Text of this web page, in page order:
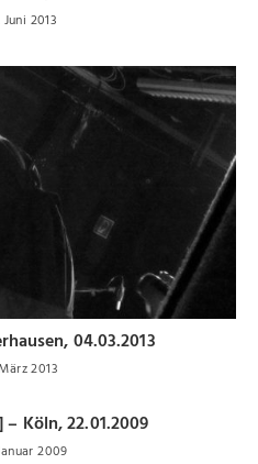
Juni 2013
04.03.2013
2013
Köln, 22.01.2009
2009